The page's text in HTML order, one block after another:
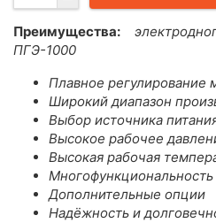
Преимущества:
ПГЭ-1000
Плавное регулирование
Широкий диапазон
Выбор источника
Высокое рабочее
Высокая рабочая
Многофункциональность
Дополнительные опции
Надёжность и